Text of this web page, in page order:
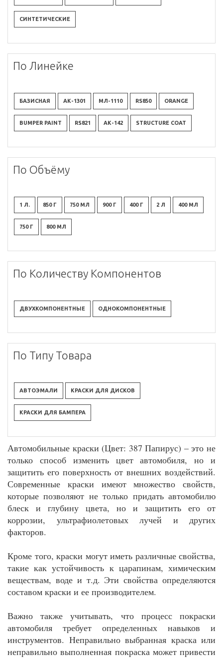
СИНТЕТИЧЕСКИЕ
По Линейке
БАЗИСНАЯ АК-1301 МЛ-1110 RS850 ORANGE
BUMPER PAINT RS821 АК-142 STRUCTURE COAT
По Объёму
1 Л. 850 Г 750 МЛ 900 Г 400 Г 2 Л 400 МЛ
750 Г 800 МЛ
По Количеству Компонентов
ДВУХКОМПОНЕНТНЫЕ ОДНОКОМПОНЕНТНЫЕ
По Типу Товара
АВТОЭМАЛИ КРАСКИ ДЛЯ ДИСКОВ
КРАСКИ ДЛЯ БАМПЕРА
Автомобильные краски (Цвет: 387 Папирус) – это не
только способ изменить цвет автомобиля, но и
защитить его поверхность от внешних воздействий.
Современные краски имеют множество свойств,
которые позволяют не только придать автомобилю
блеск и глубину цвета, но и защитить его от
коррозии, ультрафиолетовых лучей и других
факторов.
Кроме того, краски могут иметь различные свойства,
такие как устойчивость к царапинам, химическим
веществам, воде и т.д. Эти свойства определяются
составом краски и ее производителем.
Важно также учитывать, что процесс покраски
автомобиля требует определенных навыков и
инструментов. Неправильно выбранная краска или
неправильно выполненная покраска может привести